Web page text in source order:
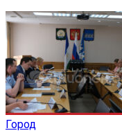
Город